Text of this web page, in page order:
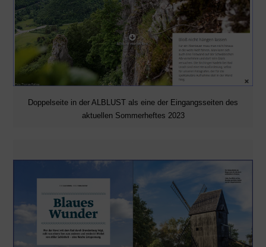
Doppelseite in der ALBLUST als eine der Eingangsseiten des
aktuellen Sommerheftes 2023